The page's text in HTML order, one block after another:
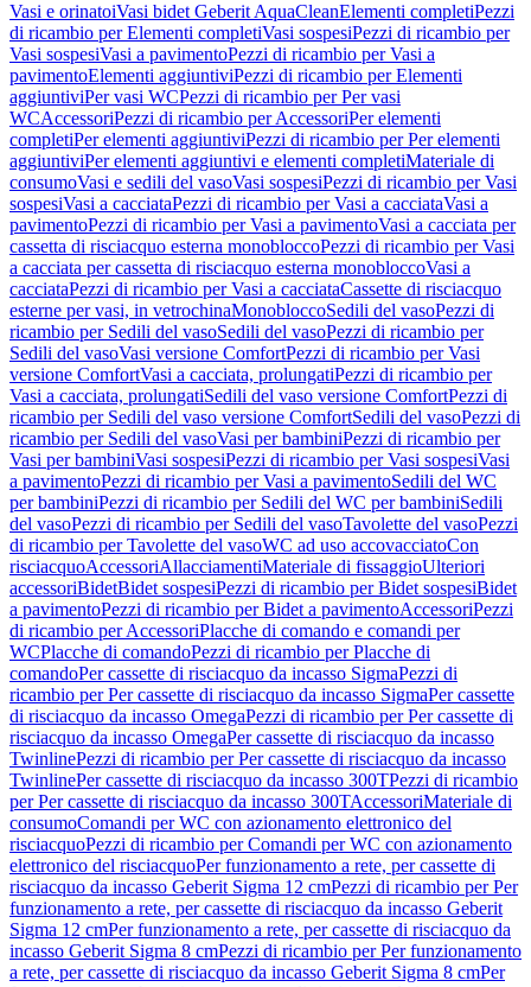
Vasi e orinatoiVasi bidet Geberit AquaCleanElementi completiPezzi
di ricambio per Elementi completiVasi sospesiPezzi di ricambio per
Vasi sospesiVasi a pavimentoPezzi di ricambio per Vasi a
pavimentoElementi aggiuntiviPezzi di ricambio per Elementi
aggiuntiviPer vasi WCPezzi di ricambio per Per vasi
WCAccessoriPezzi di ricambio per AccessoriPer elementi
completiPer elementi aggiuntiviPezzi di ricambio per Per elementi
aggiuntiviPer elementi aggiuntivi e elementi completiMateriale di
consumoVasi e sedili del vasoVasi sospesiPezzi di ricambio per Vasi
sospesiVasi a cacciataPezzi di ricambio per Vasi a cacciataVasi a
pavimentoPezzi di ricambio per Vasi a pavimentoVasi a cacciata per
cassetta di risciacquo esterna monobloccoPezzi di ricambio per Vasi
a cacciata per cassetta di risciacquo esterna monobloccoVasi a
cacciataPezzi di ricambio per Vasi a cacciataCassette di risciacquo
esterne per vasi, in vetrochinaMonobloccoSedili del vasoPezzi di
ricambio per Sedili del vasoSedili del vasoPezzi di ricambio per
Sedili del vasoVasi versione ComfortPezzi di ricambio per Vasi
versione ComfortVasi a cacciata, prolungatiPezzi di ricambio per
Vasi a cacciata, prolungatiSedili del vaso versione ComfortPezzi di
ricambio per Sedili del vaso versione ComfortSedili del vasoPezzi di
ricambio per Sedili del vasoVasi per bambiniPezzi di ricambio per
Vasi per bambiniVasi sospesiPezzi di ricambio per Vasi sospesiVasi
a pavimentoPezzi di ricambio per Vasi a pavimentoSedili del WC
per bambiniPezzi di ricambio per Sedili del WC per bambiniSedili
del vasoPezzi di ricambio per Sedili del vasoTavolette del vasoPezzi
di ricambio per Tavolette del vasoWC ad uso accovacciatoCon
risciacquoAccessoriAllacciamentiMateriale di fissaggioUlteriori
accessoriBidetBidet sospesiPezzi di ricambio per Bidet sospesiBidet
a pavimentoPezzi di ricambio per Bidet a pavimentoAccessoriPezzi
di ricambio per AccessoriPlacche di comando e comandi per
WCPlacche di comandoPezzi di ricambio per Placche di
comandoPer cassette di risciacquo da incasso SigmaPezzi di
ricambio per Per cassette di risciacquo da incasso SigmaPer cassette
di risciacquo da incasso OmegaPezzi di ricambio per Per cassette di
risciacquo da incasso OmegaPer cassette di risciacquo da incasso
TwinlinePezzi di ricambio per Per cassette di risciacquo da incasso
TwinlinePer cassette di risciacquo da incasso 300TPezzi di ricambio
per Per cassette di risciacquo da incasso 300TAccessoriMateriale di
consumoComandi per WC con azionamento elettronico del
risciacquoPezzi di ricambio per Comandi per WC con azionamento
elettronico del risciacquoPer funzionamento a rete, per cassette di
risciacquo da incasso Geberit Sigma 12 cmPezzi di ricambio per Per
funzionamento a rete, per cassette di risciacquo da incasso Geberit
Sigma 12 cmPer funzionamento a rete, per cassette di risciacquo da
incasso Geberit Sigma 8 cmPezzi di ricambio per Per funzionamento
a rete, per cassette di risciacquo da incasso Geberit Sigma 8 cmPer